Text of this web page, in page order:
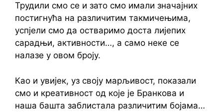
Трудили смо се и зато смо имали значајних
постигнућа на различитим такмичењима,
успјели смо да остваримо доста лијепих
сарадњи, активности…, а само неке се
налазе у овом броју.
Као и увијек, уз своју марљивост, показали
смо и креативност од које је Бранкова и
наша башта заблистала различитим бојама…